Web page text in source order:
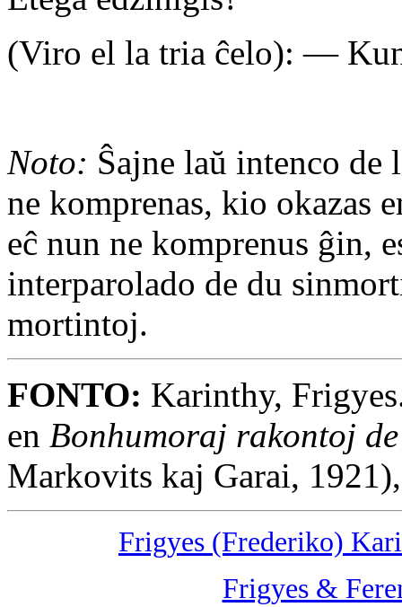
(Viro el la tria ĉelo): —
Noto: Ŝajne laŭ intenco de
ne komprenas, kio okazas
eĉ nun ne komprenus ĝin,
interparolado de du
mortintoj.
FONTO: Karinthy,
en Bonhumoraj rakontoj
Markovits kaj Garai,
Frigyes (Frederiko)
Frigyes &